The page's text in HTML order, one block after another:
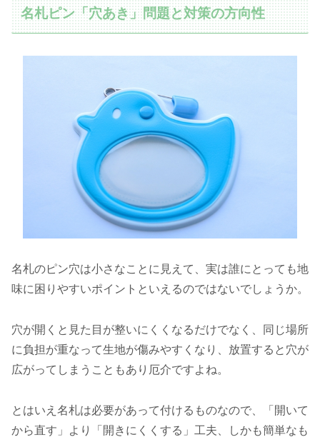
名札ピン「穴あき」問題と対策の方向性
名札のピン穴は小さなことに見えて、実は誰にとっても地
味に困りやすいポイントといえるのではないでしょうか。
穴が開くと見た目が整いにくくなるだけでなく、同じ場所
に負担が重なって生地が傷みやすくなり、放置すると穴が
広がってしまうこともあり厄介ですよね。
とはいえ名札は必要があって付けるものなので、「開いて
から直す」より「開きにくくする」工夫、しかも簡単なも